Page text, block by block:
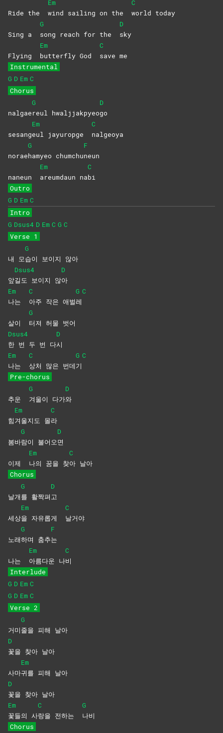
Ride the
Em
wind sailing on the
C
world today
Sing a
G
song reach for the
D
sky
Flying
Em
butterfly God
C
save me
Instrumental
G D Em C
Chorus
nalgae
G
reul hwaljjakpyeo
D
go
sesang
Em
eul jayuropge
C
nalgeoya
norae
G
hamyeo chumchu
F
neun
naneun
Em
areumdaun na
C
bi
Outro
G D Em C
Intro
G Dsus4 D Em C G C
Verse 1
내 모
G
습이 보이지 않아
앞
Dsus4
길도 보이지 않
D
아
Em
나는
C
아주 작은 애벌
G
레
C
살이
G
터져 허물 벗어
Dsus4
한 번 두 번 다
D
시
Em
나는
C
상처 많은 번데
G
기
C
Pre-chorus
추운
G
겨울이 다가
D
와
힘
Em
겨울지도 몰
C
라
봄바
G
람이 불어오
D
면
이제
Em
나의 꿈을 찾
C
아 날아
Chorus
날개
G
를 활짝펴
D
고
세상
Em
을 자유롭게
C
날거야
노래
G
하며 춤추
F
는
나는
Em
아름다운 나
C
비
Interlude
G D Em C
G D Em C
Verse 2
거미
G
줄을 피해 날아
D
꽃을 찾아 날아
사마
Em
귀를 피해 날아
D
꽃을 찾아 날아
Em
꽃들의 사
C
랑을 전하는
G
나비
Chorus